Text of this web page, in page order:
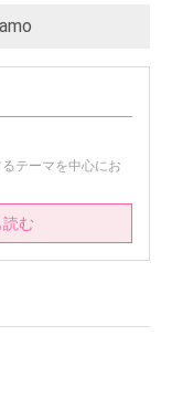
テーマを中心にお
む